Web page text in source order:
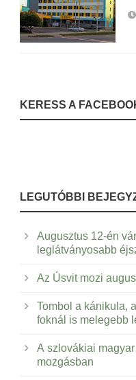
KERESS A
LEGUTÓBBI
Augusztus 12-én
leglátványosabb
Az Úsvit mozi
Tombol a kánikula,
foknál is melegebb
A szlovákiai
mozgásban